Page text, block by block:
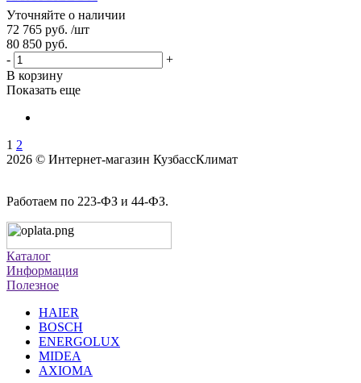
Уточняйте о наличии
72 765 руб. /шт
80 850 руб.
-
+
В корзину
Показать еще
1 2
2026 © Интернет-магазин КузбассКлимат
Работаем по 223-ФЗ и 44-ФЗ.
Каталог
Информация
Полезное
HAIER
BOSCH
ENERGOLUX
MIDEA
AXIOMA